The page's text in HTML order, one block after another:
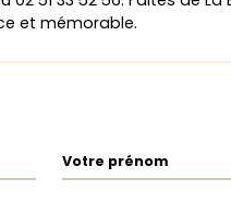
et mémorable.
Votre prénom